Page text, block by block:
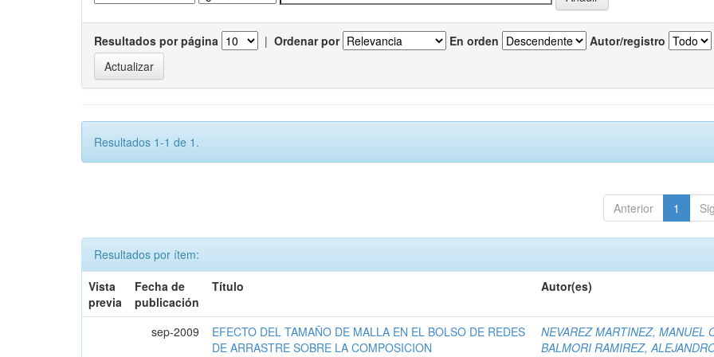
Resultados por página | Ordenar por En orden Autor/registro
Resultados 1-1 de 1.
Anterior 1
Resultados por ítem:
Vista
previa
Fecha de
publicación
Título Autor(es)
sep-2009
EFECTO DEL TAMAÑO DE MALLA EN EL BOLSO DE REDES
DE ARRASTRE SOBRE LA COMPOSICION
NEVAREZ MARTINEZ, MANUEL
BALMORI RAMIREZ,